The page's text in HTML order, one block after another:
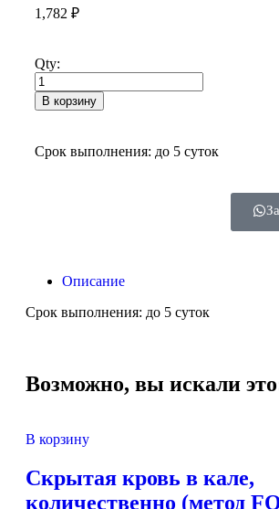
1,782 ₽
Qty:
В корзину
Срок выполнения: до 5 суток
Описание
Срок выполнения: до 5 суток
Возможно, вы искали
В корзину
Скрытая кровь в кале,
количественно (метод